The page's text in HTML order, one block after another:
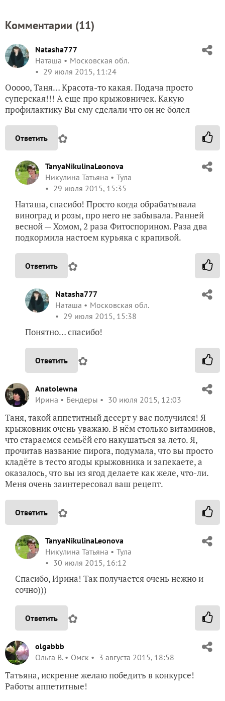
Комментарии (11)
Natasha777
Наташа
Московская обл.
29 июля 2015, 11:24
Ооооо, Таня… Красота-то какая. Подача просто
суперская!!! А еще про крыжовничек. Какую
профилактику Вы ему сделали что он не болел
Ответить ✿
TanyaNikulinaLeonova
Никулина Татьяна
Тула
29 июля 2015, 15:35
Наташа, спасибо! Просто когда обрабатывала
виноград и розы, про него не забывала. Ранней
весной — Хомом, 2 раза Фитоспорином. Раза два
подкормила настоем курьяка с крапивой.
Ответить ✿
Natasha777
Наташа
Московская обл.
29 июля 2015, 15:38
Понятно… спасибо!
Ответить ✿
Anatolewna
Ирина
Бендеры 30 июля 2015, 12:03
Таня, такой аппетитный десерт у вас получился! Я
крыжовник очень уважаю. В нём столько витаминов,
что стараемся семьёй его накушаться за лето. Я,
прочитав название пирога, подумала, что вы просто
кладёте в тесто ягоды крыжовника и запекаете, а
оказалось, что вы из ягод делаете как желе, что-ли.
Меня очень заинтересовал ваш рецепт.
Ответить ✿
TanyaNikulinaLeonova
Никулина Татьяна
Тула
30 июля 2015, 16:12
Спасибо, Ирина! Так получается очень нежно и
сочно)))
Ответить ✿
olgabbb
Ольга В.
Омск 3 августа 2015, 18:58
Татьяна, искренне желаю победить в конкурсе!
Работы аппетитные!